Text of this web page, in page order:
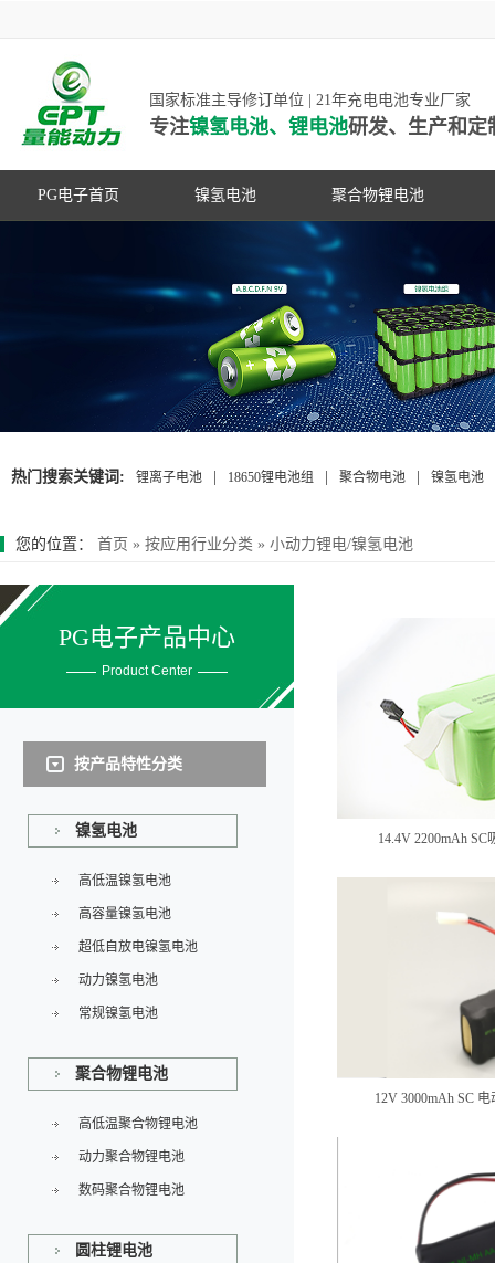
国家标准主导修订单位 | 21年充电电池专业厂家
专注镍氢电池、锂电池研发、生产和定
PG电子首页 镍氢电池 聚合物锂电池
动力镍氢电池
常规镍氢电池
PG游戏官网是镍氢电池国家标准主导
修订单位，并参与多项锂电池行业国
家标准的制定
高低温聚合物锂电池
动力聚合物锂电池
数码聚合物锂电池
热门搜索关键词: 锂离子电池 18650锂电池组 聚合物电池 镍氢电池
您的位置： 首页 » 按应用行业分类 » 小动力锂电/镍氢电池
14.4V 2200mAh
12V 3000mAh SC
PG电子产品中心
Product Center
按产品特性分类
镍氢电池
高低温镍氢电池
高容量镍氢电池
超低自放电镍氢电池
动力镍氢电池
常规镍氢电池
聚合物锂电池
高低温聚合物锂电池
动力聚合物锂电池
数码聚合物锂电池
圆柱锂电池